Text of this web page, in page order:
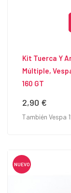
Kit Tuerca Y
Múltiple,
160 GT
Precio
2,90 €
También Vespa
NUEVO